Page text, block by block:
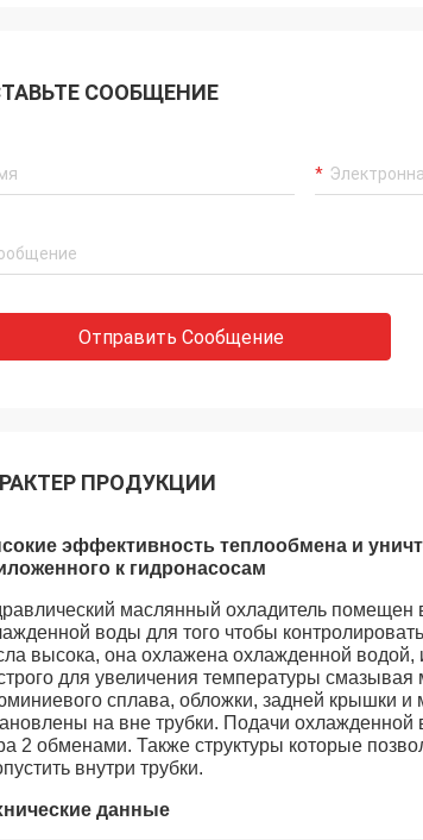
СООБЩЕНИЕ
Отправить Сообщение
ПРОДУКЦИИ
эффективность теплообмена и
к гидронасосам
маслянный охладитель помещен
воды для того чтобы
высока, она охлажена охлажденной водой,
для увеличения температуры
сплава, обложки, задней крышки и
на вне трубки. Подачи
2 обменами. Также структуры которые
внутри трубки.
данные